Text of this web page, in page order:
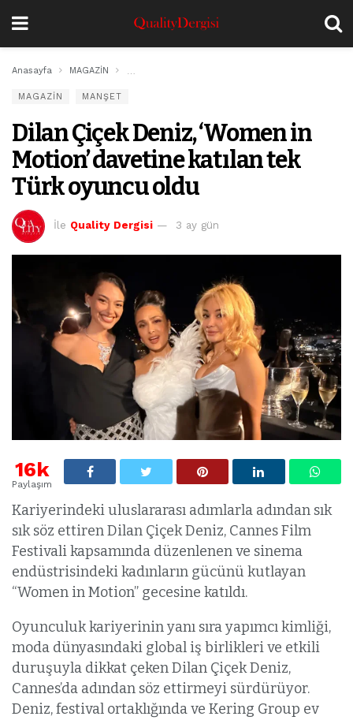
Anasayfa MAGAZİN
MAGAZİN MANŞET
Dilan Çiçek Deniz, ‘Women in
Motion’ davetine katılan tek
Türk oyuncu oldu
İle Quality Dergisi 3 ay gün
16k
Paylaşım
Kariyerindeki uluslararası adımlarla adından sık
sık söz ettiren Dilan Çiçek Deniz, Cannes Film
Festivali kapsamında düzenlenen ve sinema
endüstrisindeki kadınların gücünü kutlayan
“Women in Motion” gecesine katıldı.
Oyunculuk kariyerinin yanı sıra yapımcı kimliği,
moda dünyasındaki global iş birlikleri ve etkili
duruşuyla dikkat çeken Dilan Çiçek Deniz,
Cannes’da adından söz ettirmeyi sürdürüyor.
Deniz, festival ortaklığında ve Kering Group ev